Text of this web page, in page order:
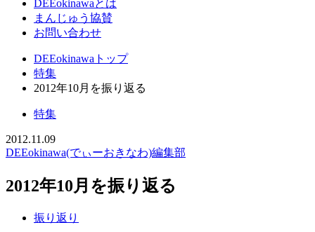
DEEokinawaとは
まんじゅう協賛
お問い合わせ
DEEokinawaトップ
特集
2012年10月を振り返る
特集
2012.11.09
DEEokinawa(でぃーおきなわ)編集部
2012年10月を振り返る
振り返り